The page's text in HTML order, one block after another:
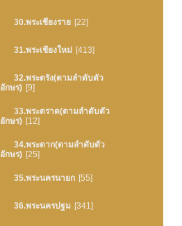
30.พระเชียงราย [22]
31.พระเชียงใหม่ [413]
32.พระตรัง(ตามลำดับตัว
อักษร) [9]
33.พระตราด(ตามลำดับตัว
อักษร) [12]
34.พระตาก(ตามลำดับตัว
อักษร) [25]
35.พระนครนายก [55]
36.พระนครปฐม [341]